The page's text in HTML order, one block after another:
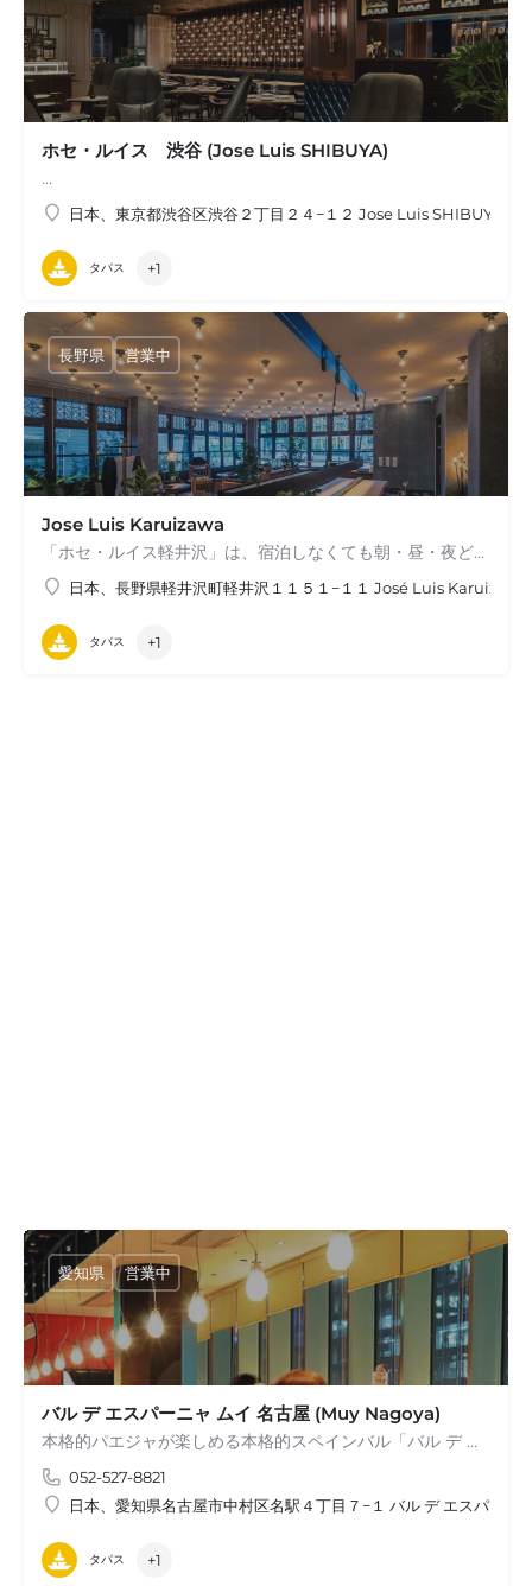
ホセ・ルイス 渋谷 (Jose Luis SHIBUYA)
…
日本、東京都渋谷区渋谷２丁目２４−１２ Jose Luis SHIBUYA ホ
タパス +1
Jose Luis Karuizawa
「ホセ・ルイス軽井沢」は、宿泊しなくても朝・昼・夜どなたでもご利用いただけるレストランです。スペインと信州の食材を活かしたシグネチャーディッシュをカラフルなフルーツのサングリアやスペインワインとともにお愉しみください。
日本、長野県軽井沢町軽井沢１１５１−１１ José Luis
長野県 営業中
タパス +1
バル デ エスパーニャ ムイ 名古屋 (Muy Nagoya)
本格的パエジャが楽しめる本格的スペインバル「バル デ エスパーニャ ムイ…
052-527-8821
日本、愛知県名古屋市中村区名駅４丁目７−１ バル デ エスパーニ
愛知県 営業中
タパス +1